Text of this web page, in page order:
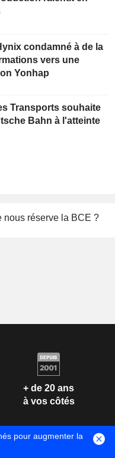
condamné à de la
vers une
Yonhap
Transports souhaite
Bahn à l'atteinte
nous réserve la BCE ?
+ de 20 ans
à vos côtés
pour augmenter la